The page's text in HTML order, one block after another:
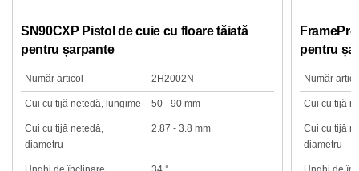
SN90CXP Pistol de cuie cu floare tăiată
pentru șarpante
Număr articol 2H2002N
Cui cu tijă netedă, lungime 50 - 90 mm
Cui cu tijă netedă,
diametru
2.87 - 3.8 mm
pentru
Număr
Cui cu tijă
Cui cu tijă
diametru